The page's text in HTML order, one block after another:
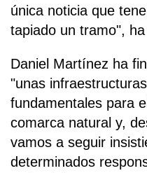
única noticia que
tapiado un tramo",
Daniel Martínez ha
"unas
fundamentales para
comarca natural y,
vamos a seguir
determinados